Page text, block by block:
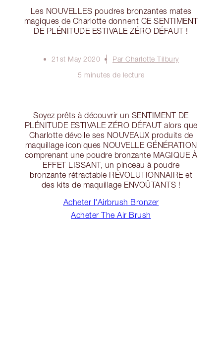
Les NOUVELLES poudres bronzantes mates
magiques de Charlotte donnent CE SENTIMENT
DE PLÉNITUDE ESTIVALE ZÉRO DÉFAUT !
21st May 2020
Par Charlotte Tilbury
5 minutes de lecture
Soyez prêts à découvrir un SENTIMENT DE
PLÉNITUDE ESTIVALE ZÉRO DÉFAUT alors que
Charlotte dévoile ses NOUVEAUX produits de
maquillage iconiques NOUVELLE GÉNÉRATION
comprenant une poudre bronzante MAGIQUE À
EFFET LISSANT, un pinceau à poudre
bronzante rétractable RÉVOLUTIONNAIRE et
des kits de maquillage ENVOÛTANTS !
Acheter l'Airbrush Bronzer
Acheter The Air Brush